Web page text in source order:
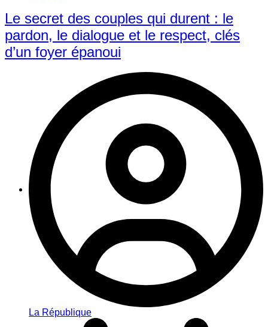
Le secret des couples qui durent : le
pardon, le dialogue et le respect, clés
d’un foyer épanoui
La République